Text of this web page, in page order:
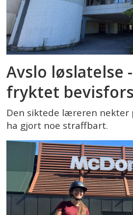
Avslo løslatelse
fryktet
Den siktede læreren nekter
ha gjort noe straffbart.